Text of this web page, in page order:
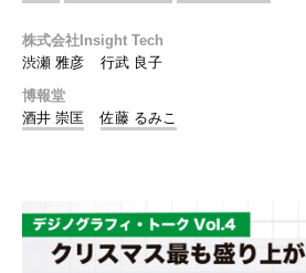
株式会社Insight Tech
渋瀬 雅彦
行武 良子
博報堂
酒井 崇匡
佐藤 るみこ